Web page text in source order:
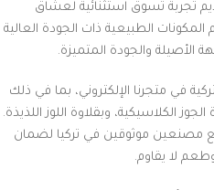
تجربة تسوق استثنائية لعشاق
الطبيعية ذات الجودة العالية
الأصيلة والجودة المتميزة.
في متجرنا الإلكتروني، بما في ذلك
الكلاسيكية، وبقلاوة اللوز اللذيذة.
مصنعين موثوقين في تركيا لضمان
لا يقاوم.